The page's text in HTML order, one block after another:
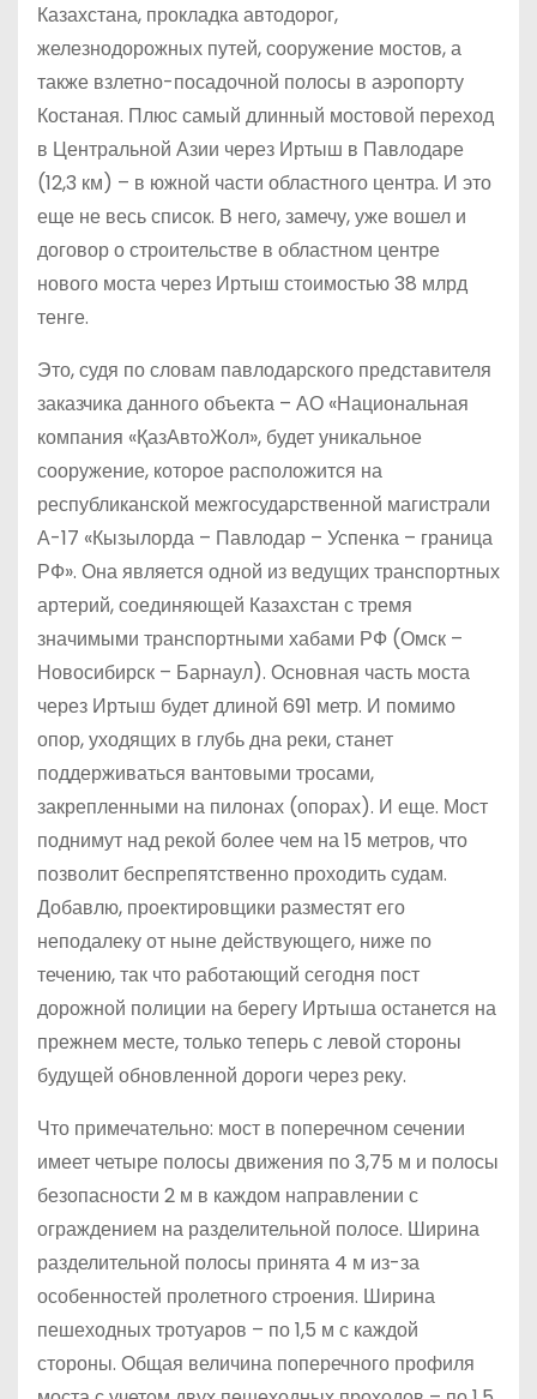
Казахстана, прокладка автодорог,
железнодорожных путей, сооружение мостов, а
также взлетно-посадочной полосы в аэропорту
Костаная. Плюс самый длинный мостовой переход
в Центральной Азии через Иртыш в Павлодаре
(12,3 км) – в южной части областного центра. И это
еще не весь список. В него, замечу, уже вошел и
договор о строительстве в областном центре
нового моста через Иртыш стоимостью 38 млрд
тенге.
Это, судя по словам павлодарского представителя
заказчика данного объекта – АО «Национальная
компания «ҚазАвтоЖол», будет уникальное
сооружение, которое расположится на
республиканской межгосударственной магистрали
А-17 «Кызылорда – Павлодар – Успенка – граница
РФ». Она является одной из ведущих транспортных
артерий, соединяющей Казахстан с тремя
значимыми транспортными хабами РФ (Омск –
Новосибирск – Барнаул). Основная часть моста
через Иртыш будет длиной 691 метр. И помимо
опор, уходящих в глубь дна реки, станет
поддерживаться вантовыми тросами,
закрепленными на пилонах (опорах). И еще. Мост
поднимут над рекой более чем на 15 метров, что
позволит беспрепятственно проходить судам.
Добавлю, проектировщики разместят его
неподалеку от ныне действующего, ниже по
течению, так что работающий сегодня пост
дорожной полиции на берегу Иртыша останется на
прежнем месте, только теперь с левой стороны
будущей обновленной дороги через реку.
Что примечательно: мост в поперечном сечении
имеет четыре полосы движения по 3,75 м и полосы
безопасности 2 м в каждом направлении с
ограждением на разделительной полосе. Ширина
разделительной полосы принята 4 м из-за
особенностей пролетного строения. Ширина
пешеходных тротуаров – по 1,5 м с каждой
стороны. Общая величина поперечного профиля